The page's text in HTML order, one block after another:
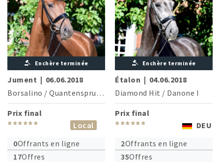
Enchère terminée
Jument | 06.06.2018
Borsalino / Quantensprung
Prix final
******
Local
0Offrants en ligne
17Offres
Enchère terminée
Étalon | 04.06.2018
Diamond Hit / Danone I
Prix final
******
DEU
2Offrants en ligne
35Offres